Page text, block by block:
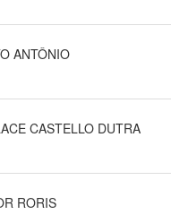
ANTÔNIO
CASTELLO DUTRA
RORIS